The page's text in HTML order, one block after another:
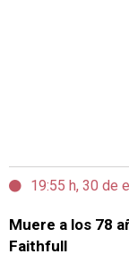
19:55 h, 30 de
Muere a los 78
Faithfull